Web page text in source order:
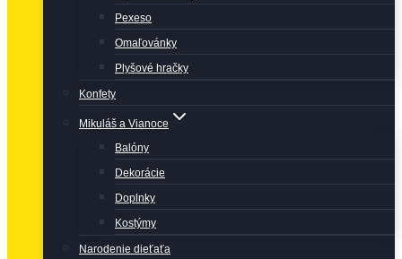
Pexeso
Omaľovánky
Plyšové hračky
Konfety
Mikuláš a Vianoce
Balóny
Dekorácie
Doplnky
Kostýmy
Narodenie dieťaťa